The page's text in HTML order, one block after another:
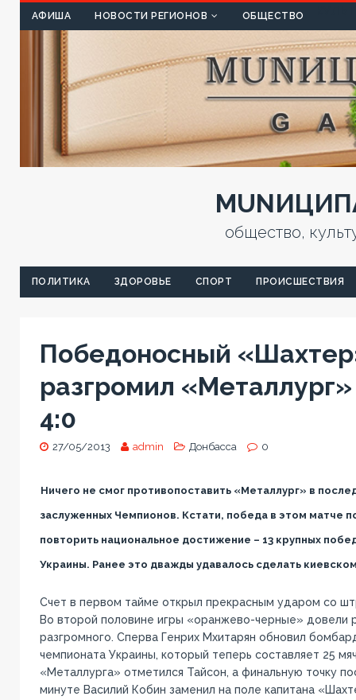
АФИША НОВОСТИ РЕГИОНОВ ОБЩЕСТВО
общество,
ПОЛИТИКА ЗДОРОВЬЕ СПОРТ ПРОИСШЕСТВИЯ
Победоносный
разгромил
4:0
27/05/2013 admin Донбасса 0
Ничего не смог противопоставить «Металлург» в
заслуженных Чемпионов. Кстати, победа в этом матче
повторить национальное достижение – 13 крупных
Украины. Ранее это дважды удавалось сделать
Счет в первом тайме открыл прекрасным ударом со
Во второй половине игры «оранжево-черные» довели
разгромного. Сперва Генрих Мхитарян обновил
чемпионата Украины, который теперь составляет 25
«Металлурга» отметился Тайсон, а финальную точку
минуте Василий Кобин заменил на поле капитана